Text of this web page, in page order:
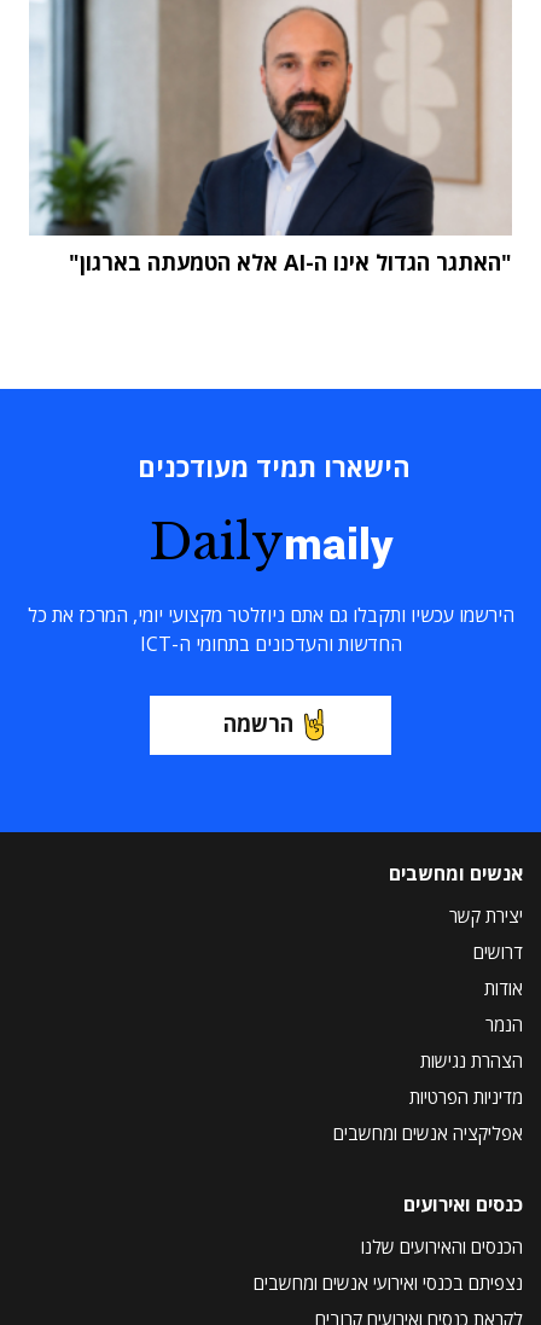
"האתגר הגדול אינו ה-AI אלא הטמעתה בארגון"
הישארו תמיד מעודכנים
Dailymaily
הירשמו עכשיו ותקבלו גם אתם ניוזלטר מקצועי יומי, המרכז את כל
החדשות והעדכונים בתחומי ה-ICT
הרשמה
אנשים ומחשבים
יצירת קשר
דרושים
אודות
הנמר
הצהרת נגישות
מדיניות הפרטיות
אפליקציה אנשים ומחשבים
כנסים ואירועים
הכנסים והאירועים שלנו
נצפיתם בכנסי ואירועי אנשים ומחשבים
לקראת כנסים ואירועים קרובים